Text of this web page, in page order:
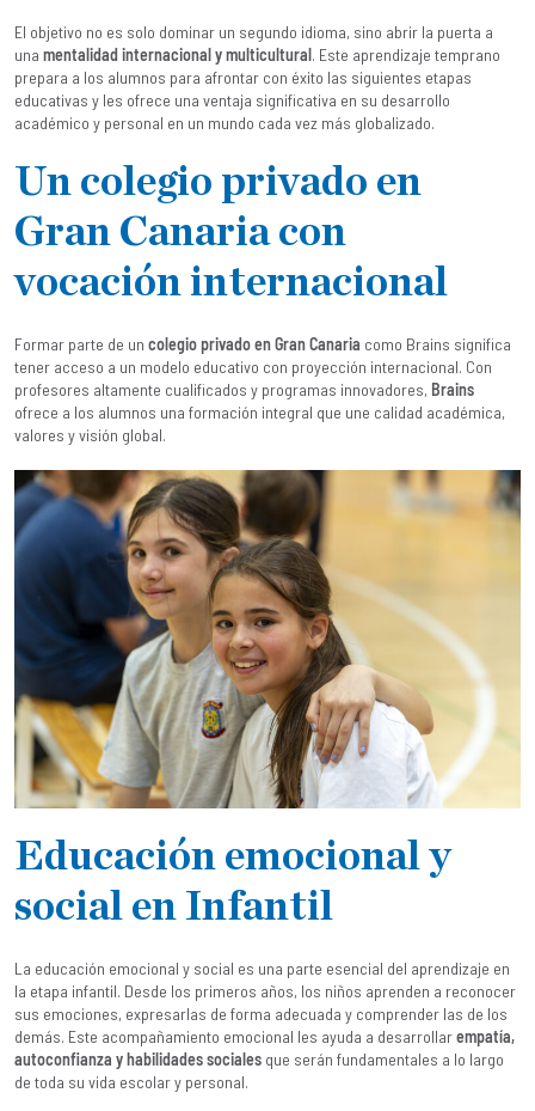
El objetivo no es solo dominar un segundo idioma, sino abrir la puerta a
una mentalidad internacional y multicultural. Este aprendizaje temprano
prepara a los alumnos para afrontar con éxito las siguientes etapas
educativas y les ofrece una ventaja significativa en su desarrollo
académico y personal en un mundo cada vez más globalizado.
Un colegio privado en
Gran Canaria con
vocación internacional
Formar parte de un colegio privado en Gran Canaria como Brains significa
tener acceso a un modelo educativo con proyección internacional. Con
profesores altamente cualificados y programas innovadores, Brains
ofrece a los alumnos una formación integral que une calidad académica,
valores y visión global.
Educación emocional y
social en Infantil
La educación emocional y social es una parte esencial del aprendizaje en
la etapa infantil. Desde los primeros años, los niños aprenden a reconocer
sus emociones, expresarlas de forma adecuada y comprender las de los
demás. Este acompañamiento emocional les ayuda a desarrollarempatía,
autoconfianza y habilidades sociales que serán fundamentales a lo largo
de toda su vida escolar y personal.